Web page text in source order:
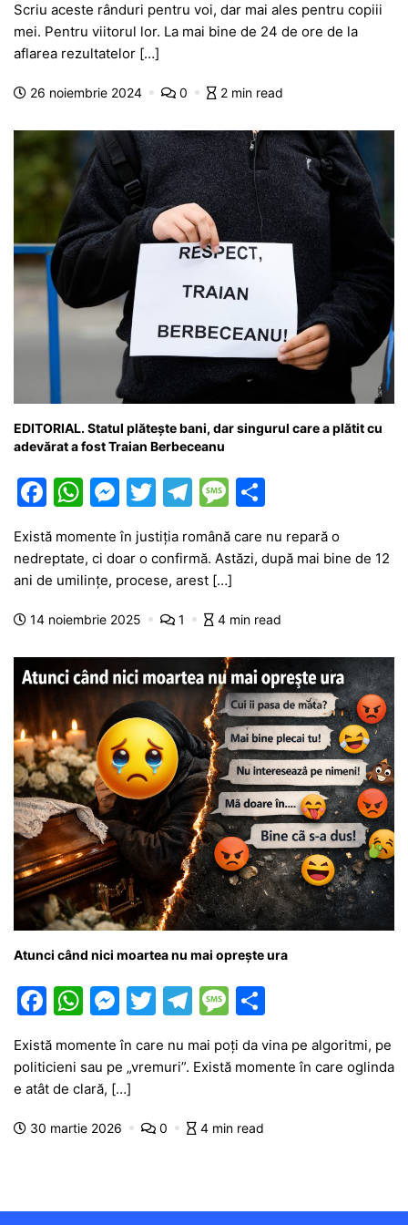
c
e
b
o
o
k
at
s
A
p
p
s
s
e
g
er
itt
er
e
a
m
s
a
e
ta
a
z
ă
Scriu aceste rânduri pentru voi, dar mai ales pentru copiii
mei. Pentru viitorul lor. La mai bine de 24 de ore de la
aflarea rezultatelor […]
26 noiembrie 2024 0 2 min read
EDITORIAL. Statul plătește bani, dar singurul care a plătit cu
adevărat a fost Traian Berbeceanu
F
c
e
b
o
o
k
W
at
s
A
p
p
M
s
s
e
g
er
T
itt
er
T
e
gr
a
m
M
s
s
a
e
ta
a
z
ă
Există momente în justiția română care nu repară o
nedreptate, ci doar o confirmă. Astăzi, după mai bine de 12
ani de umilințe, procese, arest […]
14 noiembrie 2025 1 4 min read
Atunci când nici moartea nu mai oprește ura
F
c
e
b
k
W
at
s
A
p
M
s
s
e
er
T
itt
T
e
a
m
M
s
a
g
ta
Există momente în care nu mai poți da vina pe algoritmi, pe
politicieni sau pe „vremuri”. Există momente în care oglinda
e atât de clară, […]
30 martie 2026 0 4 min read